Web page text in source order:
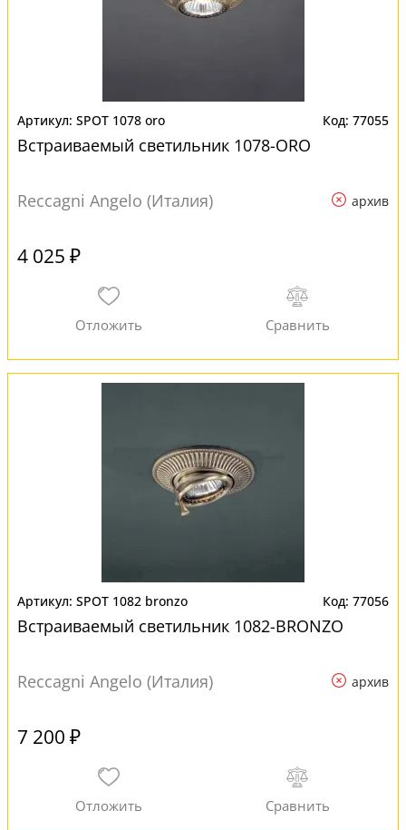
SPOT 1078 oro 77055
Встраиваемый светильник 1078-ORO
Reccagni Angelo (Италия) архив
4 025 ₽
SPOT 1082 bronzo 77056
Встраиваемый светильник 1082-BRONZO
Reccagni Angelo (Италия) архив
7 200 ₽